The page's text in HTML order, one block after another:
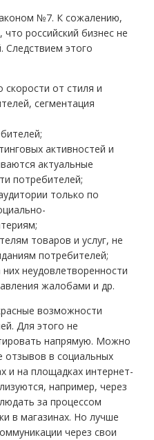
№7. К сожалению,
российский бизнес не
Следствием этого
скорости от стиля и
сегментация
активностей и
актуальные
потребителей;
только по
товаров и услуг, не
потребителей;
неудовлетворенности
жалобами и др.
возможности
Для этого не
напрямую. Можно
отзывов в социальных
и на площадках интернет-
например, через
за процессом
в магазинах. Но лучше
через свои